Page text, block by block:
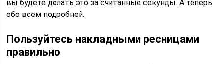
вы будете делать это за считанные секунды. А теперь
обо всем подробней.
Пользуйтесь накладными ресницами
правильно